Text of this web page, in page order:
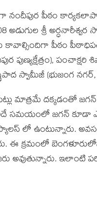
నందీపుర పీఠం
అడుగుల శ్రీ
కావాల్సిందిగా పీఠం
పుణ్యక్షేత్రం),
స్వామీజీ (భుజంగ
మాత్రమే దక్కడంతో
సమయంలో జగన్ కూడా
లో ఉంటున్నారు.
ఈ క్రమంలో
అవుతున్నారు. ఇలాంటి